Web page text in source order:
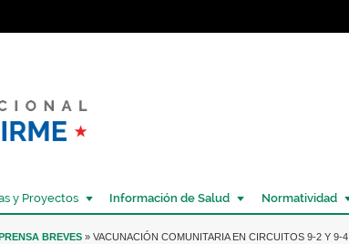
y Proyectos Información de Salud Normatividad
BREVES » VACUNACIÓN COMUNITARIA EN CIRCUITOS 9-2 Y 9-4